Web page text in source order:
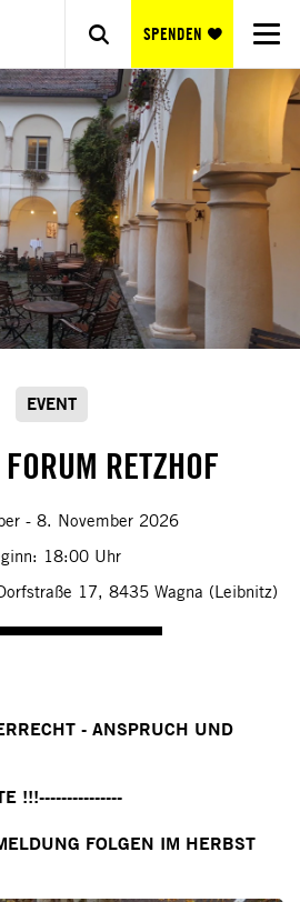
SPENDEN
EVENT
RETZHOF
- 8. November 2026
18:00 Uhr
17, 8435 Wagna (Leibnitz)
- ANSPRUCH UND
!!!---------------
FOLGEN IM HERBST